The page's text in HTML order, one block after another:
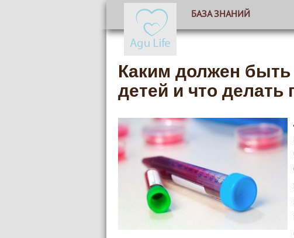
БАЗА ЗНАНИЙ
Каким должен
детей и что